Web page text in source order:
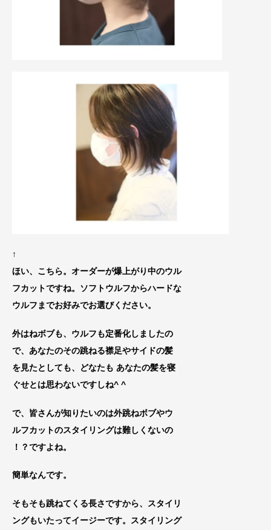
↑
ほい、こちら。オーダーが爆上がり中のウル
フカットですね。ソフトウルフからハードな
ウルフまでお好みでお選びください。
外はねボブも、ウルフも定番化しましたの
で、あなたのその跳ねる襟足やサイドの髪
を見たとしても、どなたも あなたの髪を寝
ぐせとは思わないですしね^ ^
で、皆さんが知りたいのは外跳ねボブやウ
ルフカットのスタイリングは難しくないの
！？ですよね。
簡単なんです。
そもそも跳ねてくる長さですから、スタイリ
ングもいたってイージーです。スタイリング